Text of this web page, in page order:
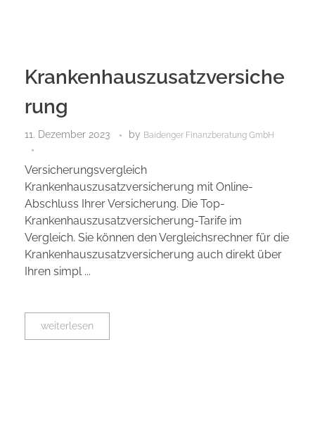
Krankenhauszusatzversiche
rung
11. Dezember 2023 by Baidenger Finanzberatung GmbH
Versicherungsvergleich
Krankenhauszusatzversicherung mit Online-
Abschluss Ihrer Versicherung. Die Top-
Krankenhauszusatzversicherung-Tarife im
Vergleich. Sie können den Vergleichsrechner für die
Krankenhauszusatzversicherung auch direkt über
Ihren simpl ...
weiterlesen